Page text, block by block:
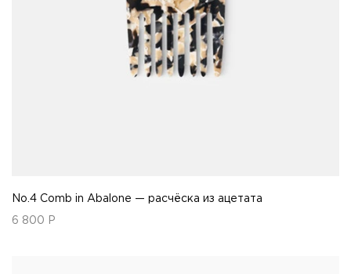
No.4 Comb in Abalone — расчёска из ацетата
6 800 Р